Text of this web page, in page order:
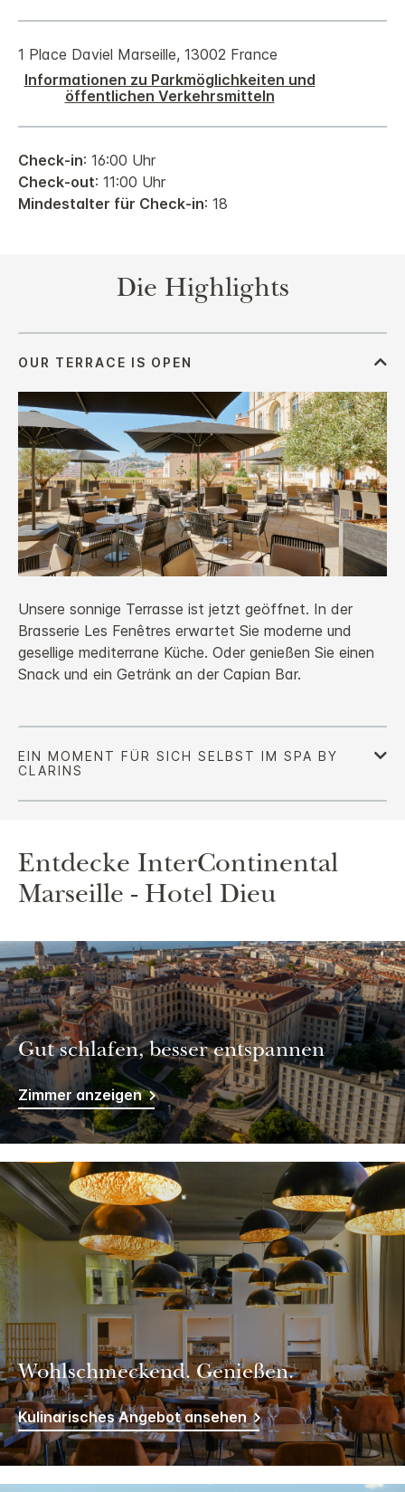
1 Place Daviel Marseille, 13002 France
Informationen zu Parkmöglichkeiten und
öffentlichen Verkehrsmitteln
Check-in: 16:00 Uhr
Check-out: 11:00 Uhr
Mindestalter für Check-in: 18
Die Highlights
Unsere sonnige Terrasse ist jetzt geöffnet. In der
Brasserie Les Fenêtres erwartet Sie moderne und
gesellige mediterrane Küche. Oder genießen Sie einen
Snack und ein Getränk an der Capian Bar.
Entdecke InterContinental
Marseille - Hotel Dieu
Gut schlafen, besser entspannen
Zimmer anzeigen
Wohlschmeckend. Genießen.
Kulinarisches Angebot ansehen